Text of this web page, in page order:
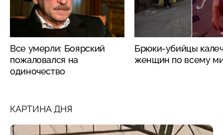
Все умерли: Боярский
пожаловался на
одиночество
Брюки-убийцы
женщин по всему
КАРТИНА ДНЯ